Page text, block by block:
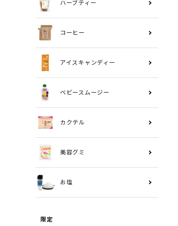
ハーブティー
コーヒー
アイスキャンディー
ベビースムージー
カクテル
美容グミ
お塩
限定